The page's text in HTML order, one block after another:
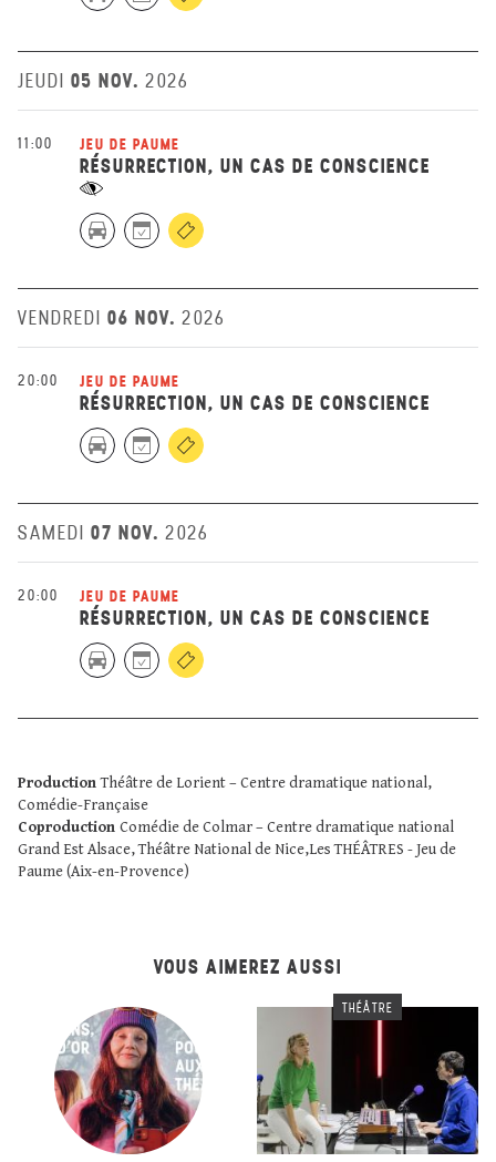
JEUDI 05 NOV. 2026
11:00 JEU DE PAUME
RÉSURRECTION, UN CAS DE CONSCIENCE
VENDREDI 06 NOV. 2026
20:00 JEU DE PAUME
RÉSURRECTION, UN CAS DE CONSCIENCE
SAMEDI 07 NOV. 2026
20:00 JEU DE PAUME
RÉSURRECTION, UN CAS DE CONSCIENCE
ProductionThéâtre de Lorient – Centre dramatique national,
Comédie-Française
Coproduction Comédie de Colmar – Centre dramatique national
Grand Est Alsace, Théâtre National de Nice,Les THÉÂTRES - Jeu de
Paume (Aix-en-Provence)
VOUS AIMEREZ AUSSI
THÉÂTRE